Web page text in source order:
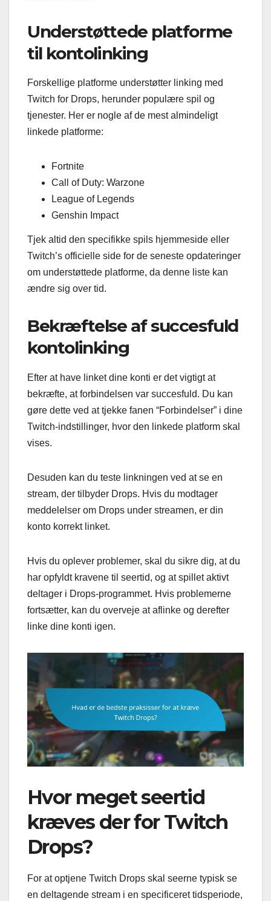
Understøttede platforme
til kontolinking
Forskellige platforme understøtter linking med
Twitch for Drops, herunder populære spil og
tjenester. Her er nogle af de mest almindeligt
linkede platforme:
Fortnite
Call of Duty: Warzone
League of Legends
Genshin Impact
Tjek altid den specifikke spils hjemmeside eller
Twitch’s officielle side for de seneste opdateringer
om understøttede platforme, da denne liste kan
ændre sig over tid.
Bekræftelse af succesfuld
kontolinking
Efter at have linket dine konti er det vigtigt at
bekræfte, at forbindelsen var succesfuld. Du kan
gøre dette ved at tjekke fanen “Forbindelser” i dine
Twitch-indstillinger, hvor den linkede platform skal
vises.
Desuden kan du teste linkningen ved at se en
stream, der tilbyder Drops. Hvis du modtager
meddelelser om Drops under streamen, er din
konto korrekt linket.
Hvis du oplever problemer, skal du sikre dig, at du
har opfyldt kravene til seertid, og at spillet aktivt
deltager i Drops-programmet. Hvis problemerne
fortsætter, kan du overveje at aflinke og derefter
linke dine konti igen.
Hvor meget seertid
kræves der for Twitch
Drops?
For at optjene Twitch Drops skal seerne typisk se
en deltagende stream i en specificeret tidsperiode,